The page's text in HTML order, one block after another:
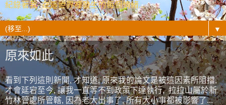
紀錄著我- 在這世界裡發生的每個情緒...
▼
原來如此
看到下列這則新聞, 才知道, 原來我的論文是被這因素所阻擋,
才會延宕至今, 讓我一直等不到政策下達執行, 拉拉山屬於新
竹林管處所管轄, 因為老大出事了, 所有大小事都被影響了...